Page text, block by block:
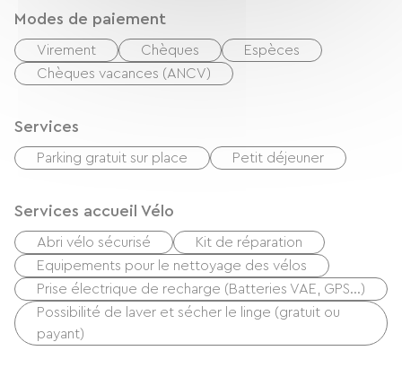
Modes de paiement
Virement Chèques
Espèces
Chèques vacances (ANCV)
Services
Parking gratuit sur place Petit déjeuner
Services accueil Vélo
Abri vélo sécurisé
Kit de réparation
Equipements pour le nettoyage des vélos
Prise électrique de recharge (Batteries VAE, GPS…)
Possibilité de laver et sécher le linge (gratuit ou
payant)